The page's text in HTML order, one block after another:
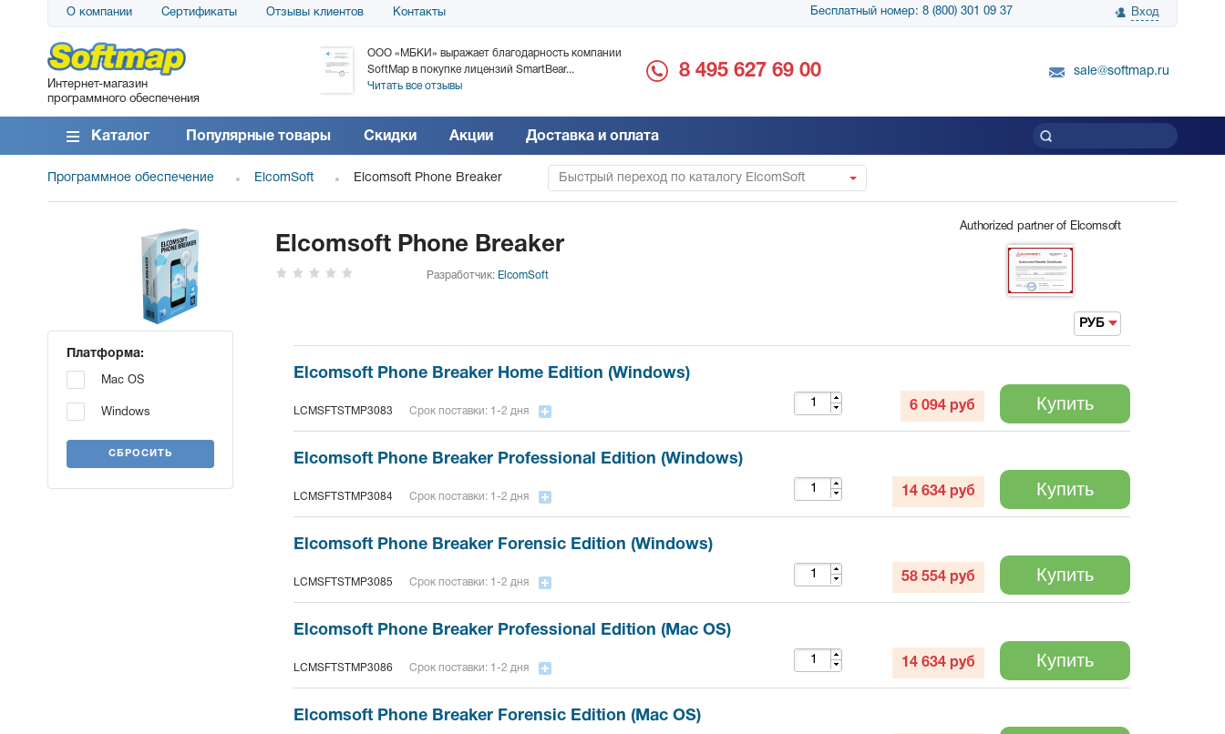
О компании Сертификаты Отзывы клиентов Контакты Бесплатный номер: 8 (800) 301 09 37 Вход
Интернет-магазин
программного обеспечения
АО «АТС» благодарит компанию SoftMap за
поставку программного обеспечения SolarWinds
DameWare...
Читать все отзывы
ООО «МБКИ» выражает благодарность компании
SoftMap в покупке лицензий SmartBear...
Читать все отзывы
благодарность за поставку SnapGene...
благодарность SoftMap за помощь в
8 495 627 69 00 sale@softmap.ru
Каталог Популярные товары Скидки Акции Доставка и оплата
Программное обеспечение ElcomSoft Elcomsoft Phone Breaker Быстрый переход по каталогу ElcomSoft
Платформа:
Mac OS
Windows
СБРОСИТЬ
Elcomsoft Phone Breaker
Разработчик: ElcomSoft
Authorized partner of Elcomsoft
РУБ
Elcomsoft Phone Breaker Home Edition (Windows)
LCMSFTSTMP3083 Срок поставки: 1-2 дня 6 094 руб Купить
Elcomsoft Phone Breaker Professional Edition (Windows)
LCMSFTSTMP3084 Срок поставки: 1-2 дня 14 634 руб Купить
Elcomsoft Phone Breaker Forensic Edition (Windows)
LCMSFTSTMP3085 Срок поставки: 1-2 дня 58 554 руб Купить
Elcomsoft Phone Breaker Professional Edition (Mac OS)
LCMSFTSTMP3086 Срок поставки: 1-2 дня 14 634 руб Купить
Elcomsoft Phone Breaker Forensic Edition (Mac OS)